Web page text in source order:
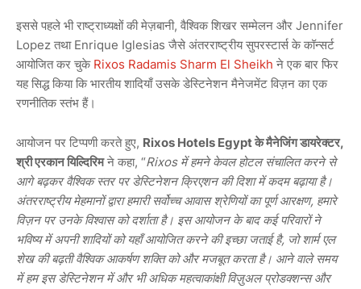
इससे पहले भी राष्ट्राध्यक्षों की मेज़बानी, वैश्विक शिखर सम्मेलन और Jennifer
Lopez तथा Enrique Iglesias जैसे अंतरराष्ट्रीय सुपरस्टार्स के कॉन्सर्ट
आयोजित कर चुके Rixos Radamis Sharm El Sheikh ने एक बार फिर
यह सिद्ध किया कि भारतीय शादियाँ उसके डेस्टिनेशन मैनेजमेंट विज़न का एक
रणनीतिक स्तंभ हैं।
आयोजन पर टिप्पणी करते हुए, Rixos Hotels Egypt के मैनेजिंग डायरेक्टर,
श्री एरकान यिल्दिरिमने कहा, “Rixos में हमने केवल होटल संचालित करने से
आगे बढ़कर वैश्विक स्तर पर डेस्टिनेशन क्रिएशन की दिशा में कदम बढ़ाया है।
अंतरराष्ट्रीय मेहमानों द्वारा हमारी सर्वोच्च आवास श्रेणियों का पूर्ण आरक्षण, हमारे
विज़न पर उनके विश्वास को दर्शाता है। इस आयोजन के बाद कई परिवारों ने
भविष्य में अपनी शादियों को यहाँ आयोजित करने की इच्छा जताई है, जो शार्म एल
शेख की बढ़ती वैश्विक आकर्षण शक्ति को और मजबूत करता है। आने वाले समय
में हम इस डेस्टिनेशन में और भी अधिक महत्वाकांक्षी विज़ुअल प्रोडक्शन्स और